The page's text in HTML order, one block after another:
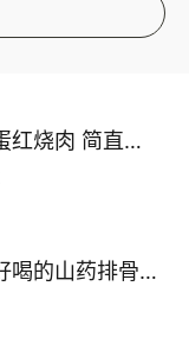
今天这个鹌鹑蛋红烧肉 简直不要太下饭了
鲜香味美！巨好喝的山药排骨汤！！